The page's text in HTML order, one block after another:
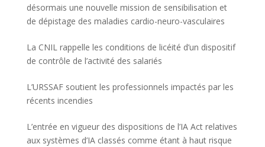
désormais une nouvelle mission de sensibilisation et
de dépistage des maladies cardio-neuro-vasculaires
La CNIL rappelle les conditions de licéité d’un dispositif
de contrôle de l’activité des salariés
L’URSSAF soutient les professionnels impactés par les
récents incendies
L’entrée en vigueur des dispositions de l’IA Act relatives
aux systèmes d’IA classés comme étant à haut risque